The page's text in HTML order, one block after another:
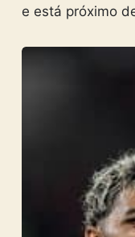
e está próximo